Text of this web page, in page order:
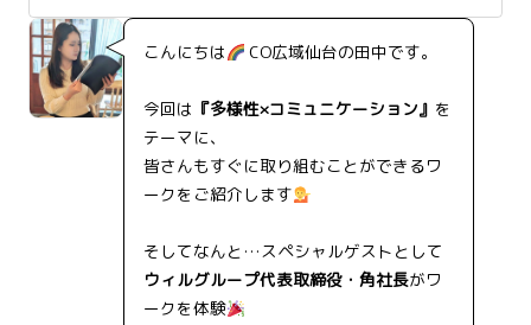
こんにちは CO広域仙台の田中です。
今回は 『多様性×コミュニケーション』 を
テーマに、
皆さんもすぐに取り組むことができるワ
ークをご紹介します
そしてなんと…スペシャルゲストとして
ウィルグループ代表取締役・角社長がワ
ークを体験